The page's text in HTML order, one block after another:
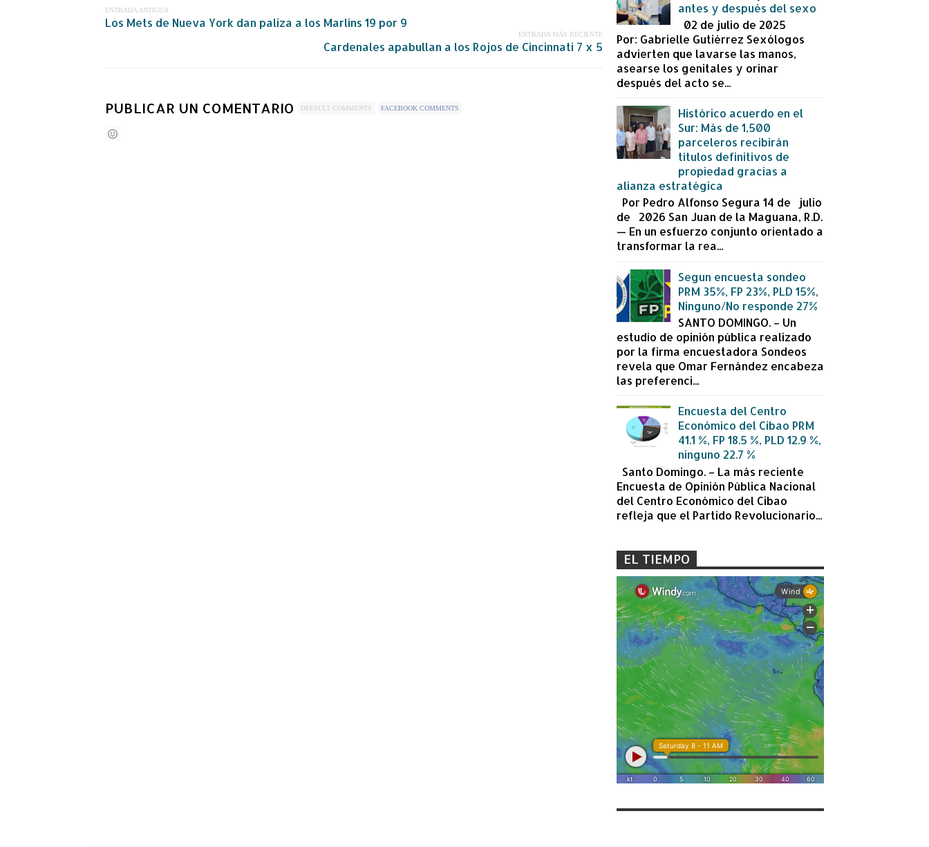
ENTRADA ANTIGUA
Los Mets de Nueva York dan paliza a los Marlins 19 por 9
ENTRADA MÁS RECIENTE
Cardenales apabullan a los Rojos de Cincinnati 7 x 5
PUBLICAR UN COMENTARIO DEFAULT COMMENTS FACEBOOK COMMENTS
antes y después del sexo
02 de julio de 2025
Por: Gabrielle Gutiérrez Sexólogos
advierten que lavarse las manos,
asearse los genitales y orinar
después del acto se...
Histórico acuerdo en el
Sur: Más de 1,500
parceleros recibirán
títulos definitivos de
propiedad gracias a
alianza estratégica
Por Pedro Alfonso Segura 14 de julio
de 2026 San Juan de la Maguana, R.D.
— En un esfuerzo conjunto orientado a
transformar la rea...
Segun encuesta sondeo
PRM 35%, FP 23%, PLD 15%,
Ninguno/No responde 27%
SANTO DOMINGO. – Un
estudio de opinión pública realizado
por la firma encuestadora Sondeos
revela que Omar Fernández encabeza
las preferenci...
Encuesta del Centro
Económico del Cibao PRM
41.1 %, FP 18.5 %, PLD 12.9 %,
ninguno 22.7 %
Santo Domingo. – La más reciente
Encuesta de Opinión Pública Nacional
del Centro Económico del Cibao
refleja que el Partido Revolucionario...
EL TIEMPO